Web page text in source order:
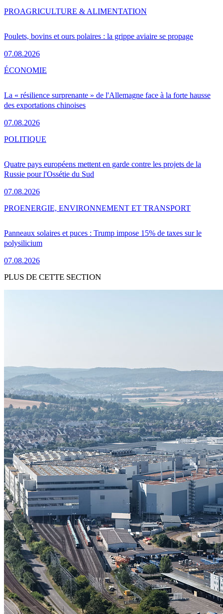
Poulets, bovins et ours polaires : la grippe aviaire se propage
07.08.2026
PROAGRICULTURE & ALIMENTATION
La « résilience surprenante » de l'Allemagne face à la forte hausse
des exportations chinoises
07.08.2026
ÉCONOMIE
Quatre pays européens mettent en garde contre les projets de la
Russie pour l'Ossétie du Sud
07.08.2026
POLITIQUE
Panneaux solaires et puces : Trump impose 15% de taxes sur le
polysilicium
07.08.2026
PROENERGIE, ENVIRONNEMENT ET TRANSPORT
PLUS DE CETTE SECTION